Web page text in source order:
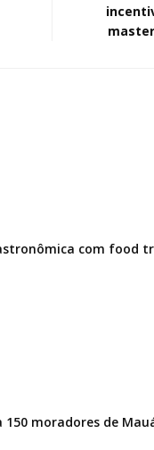
com food
150 moradores de